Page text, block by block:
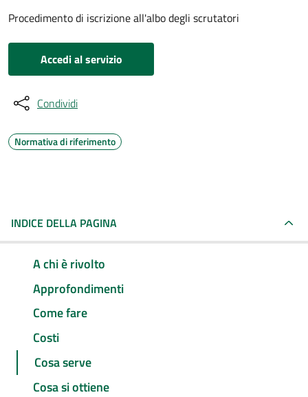
Procedimento di iscrizione all'albo degli scrutatori
Accedi al servizio
Condividi
Normativa di riferimento
INDICE DELLA PAGINA
A chi è rivolto
Approfondimenti
Come fare
Costi
Cosa serve
Cosa si ottiene